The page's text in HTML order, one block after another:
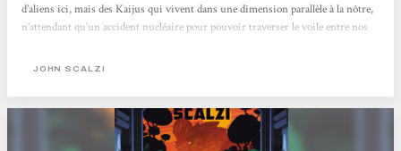
d’aliens ici, mais des Kaijus qui vivent dans une dimension parallèle à la nôtre,
n’attendant qu’un accident nucléaire pour pouvoir traverser le voile entre nos
différentes formes mais leur représentant le plus connu est bien entendu
JOHN SCALZI